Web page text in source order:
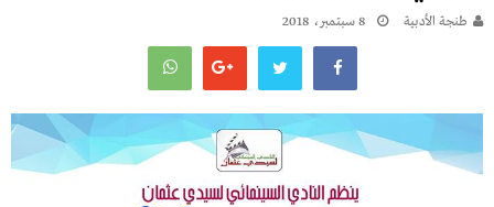
طنجة الأدبية 8 سبتمبر، 2018